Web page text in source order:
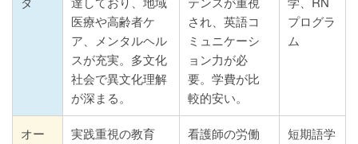
医療や高齢者ケ
ア、メンタルヘル
スが充実。多文化
社会で異文化理解
が深まる。
され、英語コ
ミュニケーシ
ョン力が必
要。学費が比
較的安い。
プログラ
ム
オー 実践重視の教育 看護師の労働 短期語学